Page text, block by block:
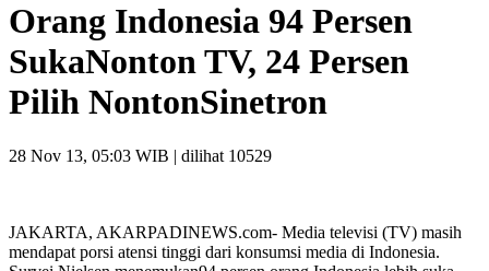
Orang Indonesia 94 Persen
SukaNonton TV, 24 Persen
Pilih NontonSinetron
28 Nov 13, 05:03 WIB | dilihat 10529
JAKARTA, AKARPADINEWS.com- Media televisi (TV) masih
mendapat porsi atensi tinggi dari konsumsi media di Indonesia.